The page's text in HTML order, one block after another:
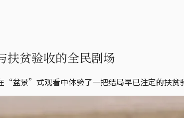
扶贫验收的全民剧场
“盆景”式观看中体验了一把结局早已注定的扶贫